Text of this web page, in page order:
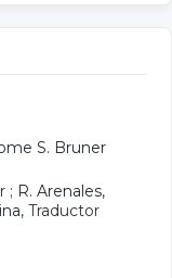
S. Bruner
; R. Arenales,
, Traductor